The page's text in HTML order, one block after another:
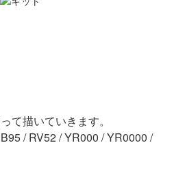
て描いていきます。
/ RV52 / YR000 / YR0000 /